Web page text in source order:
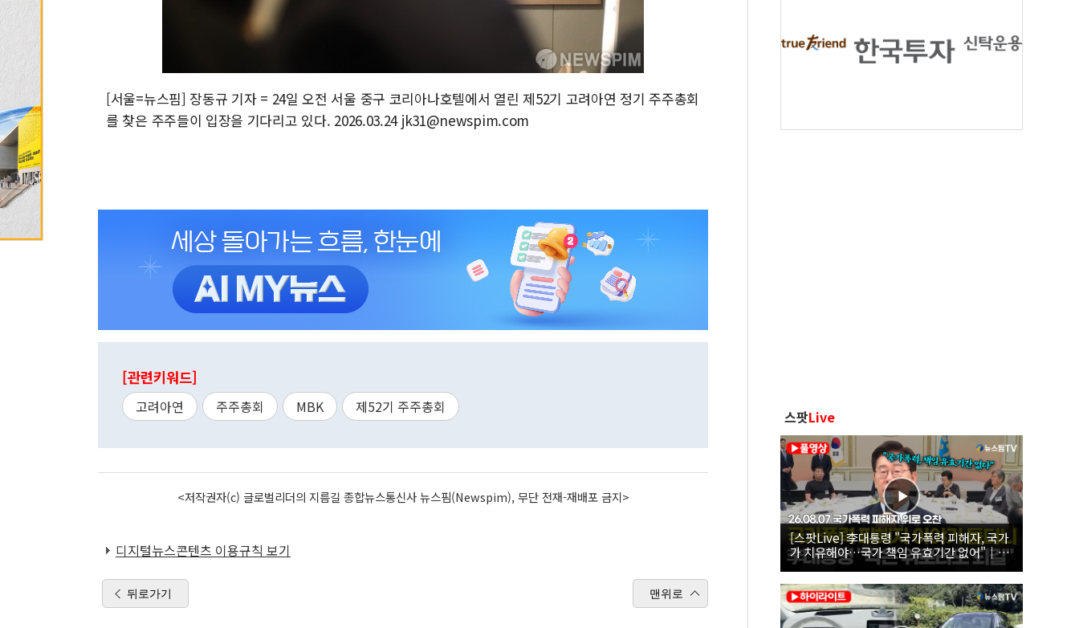
[서울=뉴스핌] 장동규 기자 = 24일 오전 서울 중구 코리아나호텔에서 열린 제52기 고려아연 정기 주주총회
를 찾은 주주들이 입장을 기다리고 있다. 2026.03.24 jk31@newspim.com
[관련키워드]
고려아연 주주총회 MBK 제52기 주주총회
<저작권자(c) 글로벌리더의 지름길 종합뉴스통신사 뉴스핌(Newspim), 무단 전재-재배포 금지>
디지털뉴스콘텐츠 이용규칙 보기
뒤로가기 맨위로
스팟Live
[스팟Live] 李대통령 "국가폭력 피해자, 국가
가 치유해야…국가 책임 유효기간 없어"｜
26.08.07 국가폭력 피해자 위로 오찬